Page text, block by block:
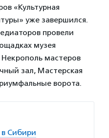
«Культурная
уже завершился.
провели
музея
мастеров
зал, Мастерская
ворота.
в Сибири